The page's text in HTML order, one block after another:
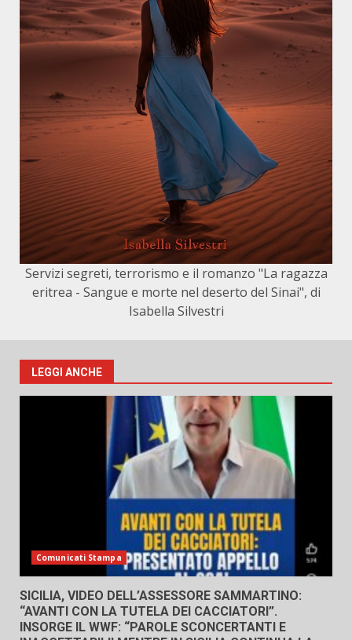
Servizi segreti, terrorismo e il romanzo "La ragazza
eritrea - Sangue e morte nel deserto del Sinai", di
Isabella Silvestri
LEGGI ANCHE
Comunicati Stampa
SICILIA, VIDEO DELL’ASSESSORE SAMMARTINO:
“AVANTI CON LA TUTELA DEI CACCIATORI”.
INSORGE IL WWF: “PAROLE SCONCERTANTI E